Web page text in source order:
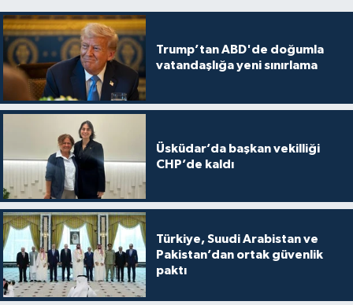
Trump’tan ABD'de doğumla
vatandaşlığa yeni sınırlama
Üsküdar’da başkan vekilliği
CHP’de kaldı
Türkiye, Suudi Arabistan ve
Pakistan’dan ortak güvenlik
paktı